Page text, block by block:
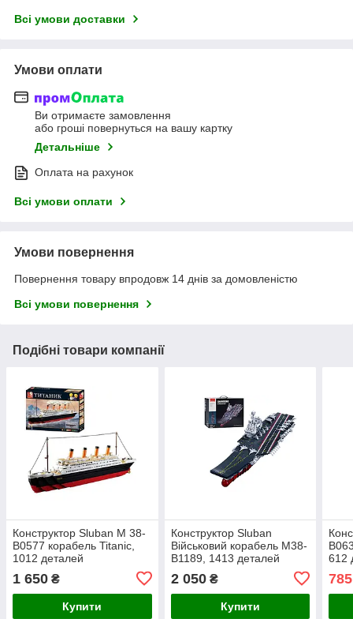
Всі умови доставки
Умови оплати
Ви отримаєте замовлення
або гроші повернуться на вашу картку
Детальніше
Оплата на рахунок
Всі умови оплати
Умови повернення
Повернення товару впродовж 14 днів за домовленістю
Всі умови повернення
Подібні товари компанії
Конструктор Sluban M 38-
B0577 корабель Titanic,
1012 деталей
1 650 ₴
Купити
Конструктор Sluban
Військовий корабель M38-
B1189, 1413 деталей
2 050₴
Купити
612
785